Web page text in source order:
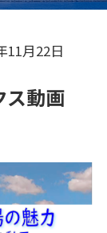
11月22日
動画